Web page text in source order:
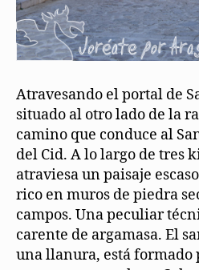
Atravesando el portal de
situado al otro lado de la
camino que conduce al
del Cid. A lo largo de tres
atraviesa un paisaje
rico en muros de piedra
campos. Una peculiar
carente de argamasa. El
una llanura, está formado